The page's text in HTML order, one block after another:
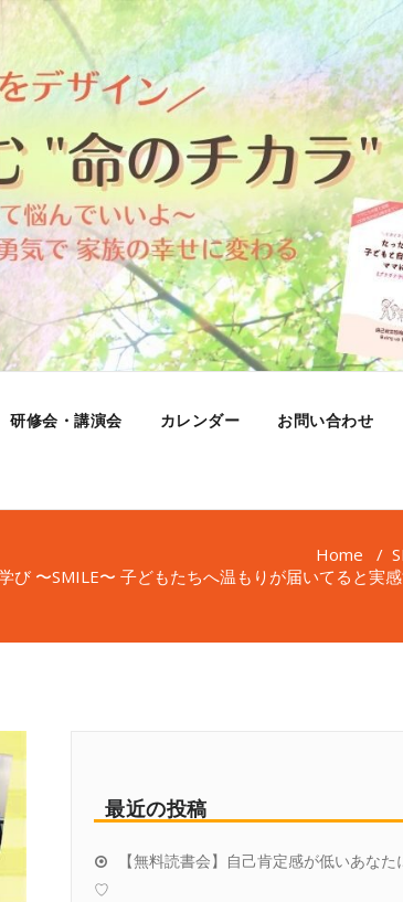
研修会・講演会 カレンダー お問い合わせ
Home /
び 〜SMILE〜 子どもたちへ温もりが届いてると実
最近の投稿
【無料読書会】自己肯定感が低いあなた
♡